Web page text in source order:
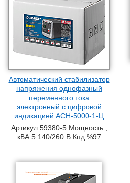
Автоматический стабилизатор
напряжения однофазный
переменного тока
электронный с цифровой
индикацией АСН-5000-1-Ц
Артикул 59380-5 Мощность ,
кВА 5 140/260 В Кпд %97